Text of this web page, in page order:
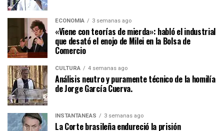
ECONOMÍA 3 semanas ago
«Viene con teorías de mierda»: habló el industrial
que desató el enojo de Milei en la Bolsa de
Comercio
CULTURA 4 semanas ago
Análisis neutro y puramente técnico de la homilía
de Jorge García Cuerva.
INSTANTÁNEAS 3 semanas ago
La Corte brasileña endureció la prisión